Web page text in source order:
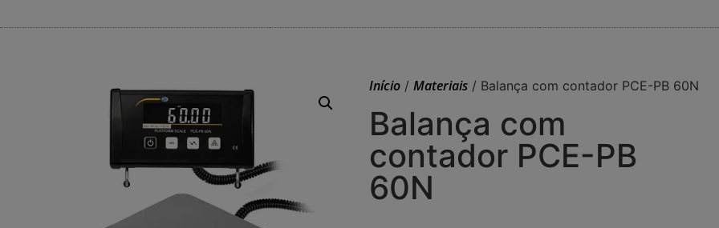
Início / Materiais / Balança com contador PCE-PB 60N
Balança com
contador PCE-PB
60N